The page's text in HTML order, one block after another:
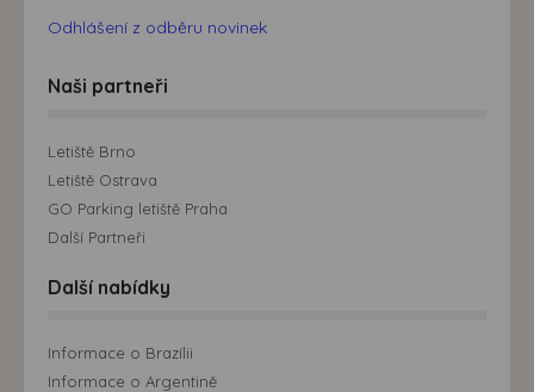
Odhlášení z odběru novinek
Naši partneři
Letiště Brno
Letiště Ostrava
GO Parking letiště Praha
Další Partneři
Další nabídky
Informace o Brazílii
Informace o Argentině